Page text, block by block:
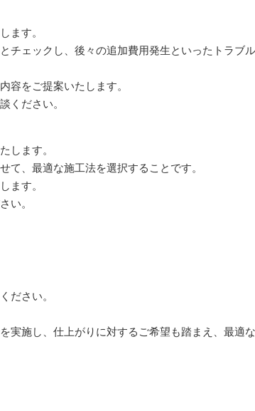
ます。
チェックし、後々の追加費用発生といったトラブ
容をご提案いたします。
ください。
します。
て、最適な施工法を選択することです。
ます。
い。
ださい。
実施し、仕上がりに対するご希望も踏まえ、最適